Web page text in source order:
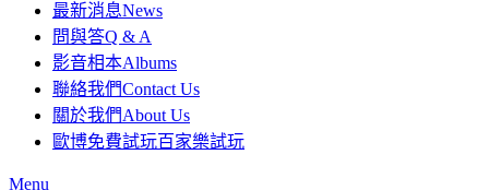
最新消息News
問與答Q & A
影音相本Albums
聯絡我們Contact Us
關於我們About Us
歐博免費試玩百家樂試玩
Menu